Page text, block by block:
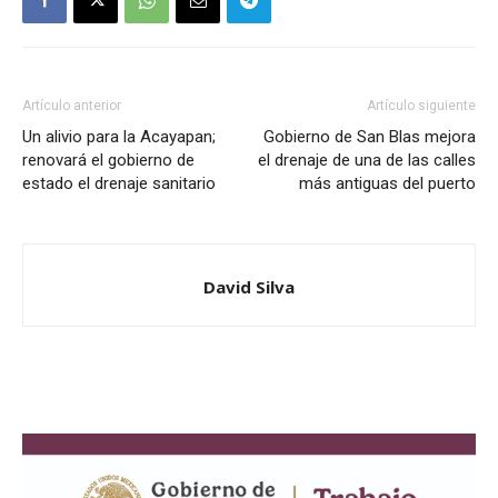
Artículo anterior
Un alivio para la Acayapan;
renovará el gobierno de
estado el drenaje sanitario
Artículo siguiente
Gobierno de San Blas mejora
el drenaje de una de las calles
más antiguas del puerto
David Silva